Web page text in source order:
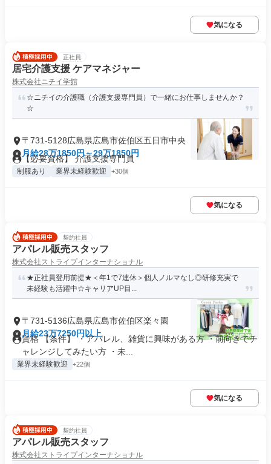
気になる
正社員
居宅介護支援 ケアマネジャー
株式会社ニチイ学館
☆ニチイの介護職（介護支援専門員）で一緒にお仕事しませんか？
☆
〒731-5128広島県広島市佐伯区五日市中央
月給28万1850円～29万1850円
【必要資格】 介護支援専門員
制服あり 業界未経験歓迎 +30個
気になる
契約社員
アパレル販売スタッフ
株式会社ストライプインターナショナル
★正社員登用前提★＜年1で7連休＞個人ノルマなし◎研修充実で
未経験も活躍中☆キャリアUP目...
〒731-5136広島県広島市佐伯区楽々園
月給23万7250円以上
資格 【条件】 ・アパレル、雑貨に興味がある方 ・前向きでチ
ャレンジしてみたい方 ・未...
業界未経験歓迎 +22個
気になる
契約社員
アパレル販売スタッフ
株式会社ストライプインターナショナル